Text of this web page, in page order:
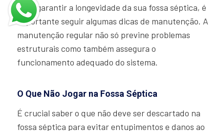
Para garantir a longevidade da sua fossa séptica, é
importante seguir algumas dicas de manutenção. A
manutenção regular não só previne problemas
estruturais como também assegura o
funcionamento adequado do sistema.
O Que Não Jogar na Fossa Séptica
É crucial saber o que não deve ser descartado na
fossa séptica para evitar entupimentos e danos ao